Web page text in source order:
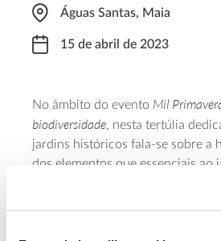
Águas Santas, Maia
15 de abril de 2023
No âmbito do evento Mil
biodiversidade, nesta tertúlia
jardins históricos fala-se sobre a
dos elementos que essenciais ao
(tais como grandes tanques,